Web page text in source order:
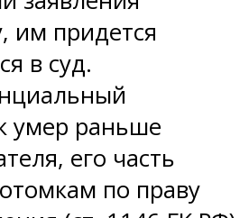
им придется
в суд.
умер раньше
его часть
по праву